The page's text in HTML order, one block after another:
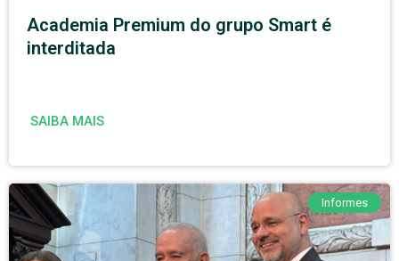
Academia Premium do grupo Smart é
interditada
SAIBA MAIS
Informes